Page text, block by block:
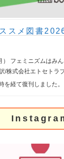
スメ図書
） フェミニズムはみ
/株式会社エトセトラ
を経て復刊しました